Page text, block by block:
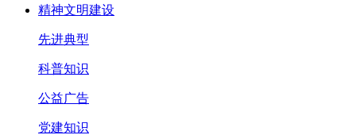
精神文明建设
先进典型
科普知识
公益广告
党建知识